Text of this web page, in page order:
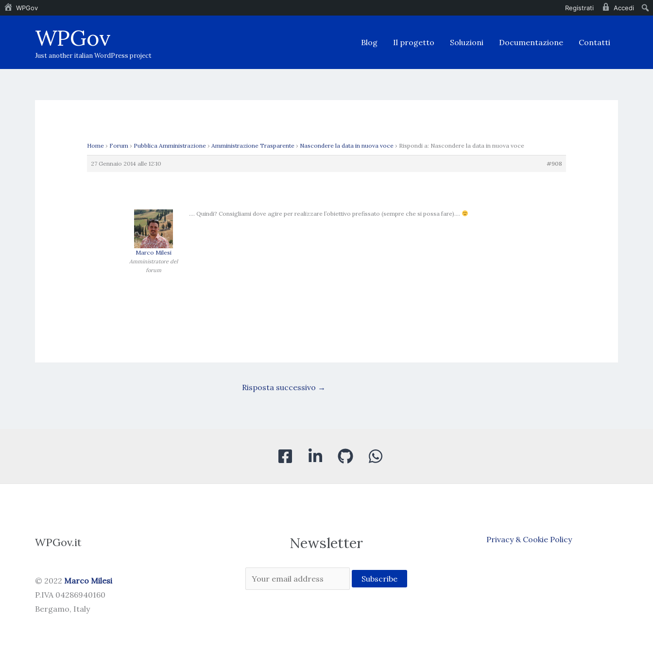
WPGov Registrati Accedi
WPGov
Just another italian WordPress project
Blog Il progetto Soluzioni Documentazione Contatti
Home › Forum › Pubblica Amministrazione › Amministrazione Trasparente › Nascondere la data in nuova voce › Rispondi a: Nascondere la data in nuova voce
27 Gennaio 2014 alle 12:10 #908
Marco Milesi
Amministratore del
forum
…. Quindi? Consigliami dove agire per realizzare l’obiettivo prefissato (sempre che si possa fare)….
Risposta successivo →
WPGov.it
© 2022 Marco Milesi
P.IVA 04286940160
Bergamo, Italy
Newsletter Privacy & Cookie Policy